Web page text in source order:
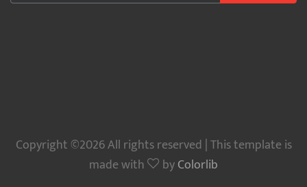
Copyright ©2026 All rights reserved | This template is
made with
byColorlib